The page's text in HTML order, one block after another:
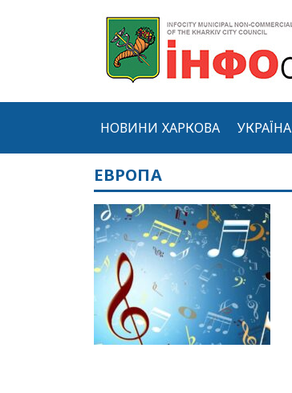
НОВИНИ ХАРКОВА УКРАЇНА
ЕВРОПА